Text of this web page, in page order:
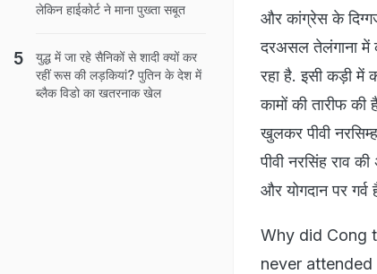
और कांग्रेस के
दरअसल तेलंगाना में
रहा है. इसी कड़ी में
कामों की तारीफ
खुलकर पीवी
पीवी नरसिंह राव
और योगदान पर गर्व
Why did Cong
never
लेकिन हाईकोर्ट ने माना पुख्ता सबूत
युद्ध में जा रहे सैनिकों से शादी क्यों कर
रहीं रूस की लड़कियां? पुतिन के देश में
ब्लैक विडो का खतरनाक खेल